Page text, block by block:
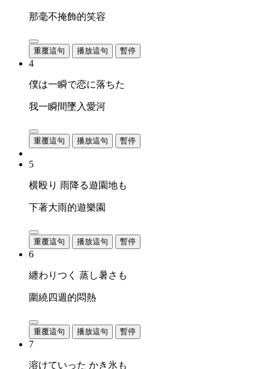
那毫不掩飾的笑容
重覆這句 播放這句 暫停
4
僕は一瞬で恋に落ちた
我一瞬間墜入愛河
重覆這句 播放這句 暫停
5
横殴り 雨降る遊園地も
下著大雨的遊樂園
重覆這句 播放這句 暫停
6
纏わりつく 蒸し暑さも
圍繞四週的悶熱
重覆這句 播放這句 暫停
7
溶けていった かき氷も